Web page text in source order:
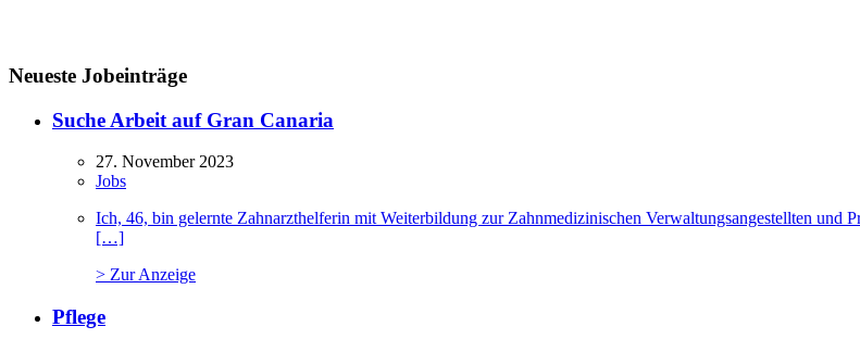
Neueste Jobeinträge
Suche Arbeit auf Gran Canaria
27. November 2023
Jobs
Ich, 46, bin gelernte Zahnarzthelferin mit Weiterbildung zur Zahnmedizinischen Verwaltungsangestellten und
[…]
> Zur Anzeige
Pflege